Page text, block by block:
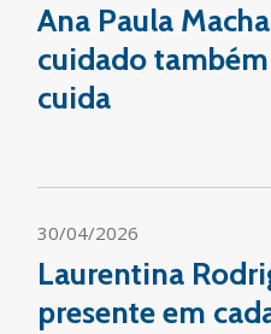
Ana Paula
cuidado
cuida
30/04/2026
Laurentina
presente em